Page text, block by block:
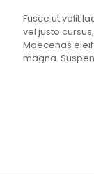
Fusce ut velit
vel justo
Maecenas
magna.